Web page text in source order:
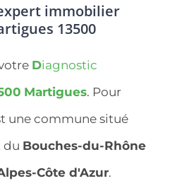
immobilier
13500
Diagnostic
Martigues. Pour
une commune situé
du Bouches-du-Rhône
Côte d'Azur.